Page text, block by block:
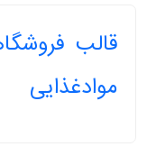
قالب
موادغذایی